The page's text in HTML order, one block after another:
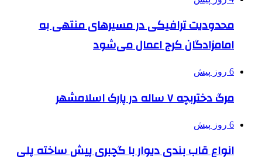
محدودیت ترافیکی در مسیرهای منتهی به
امامزادگان کرج اعمال می‌شود
6 روز پیش
مرگ دختربچه ۷ ساله در پارک اسلامشهر
6 روز پیش
انواع قاب بندی دیوار با گچبری پیش ساخته پلی